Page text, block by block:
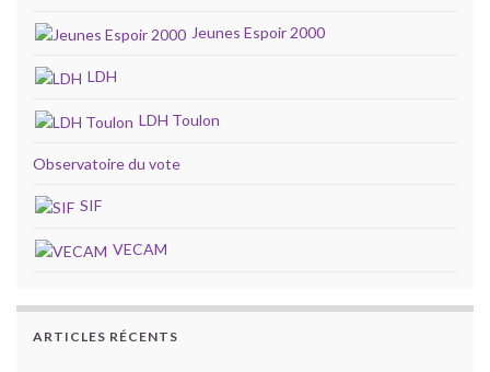
Jeunes Espoir 2000
LDH
LDH Toulon
Observatoire du vote
SIF
VECAM
ARTICLES RÉCENTS